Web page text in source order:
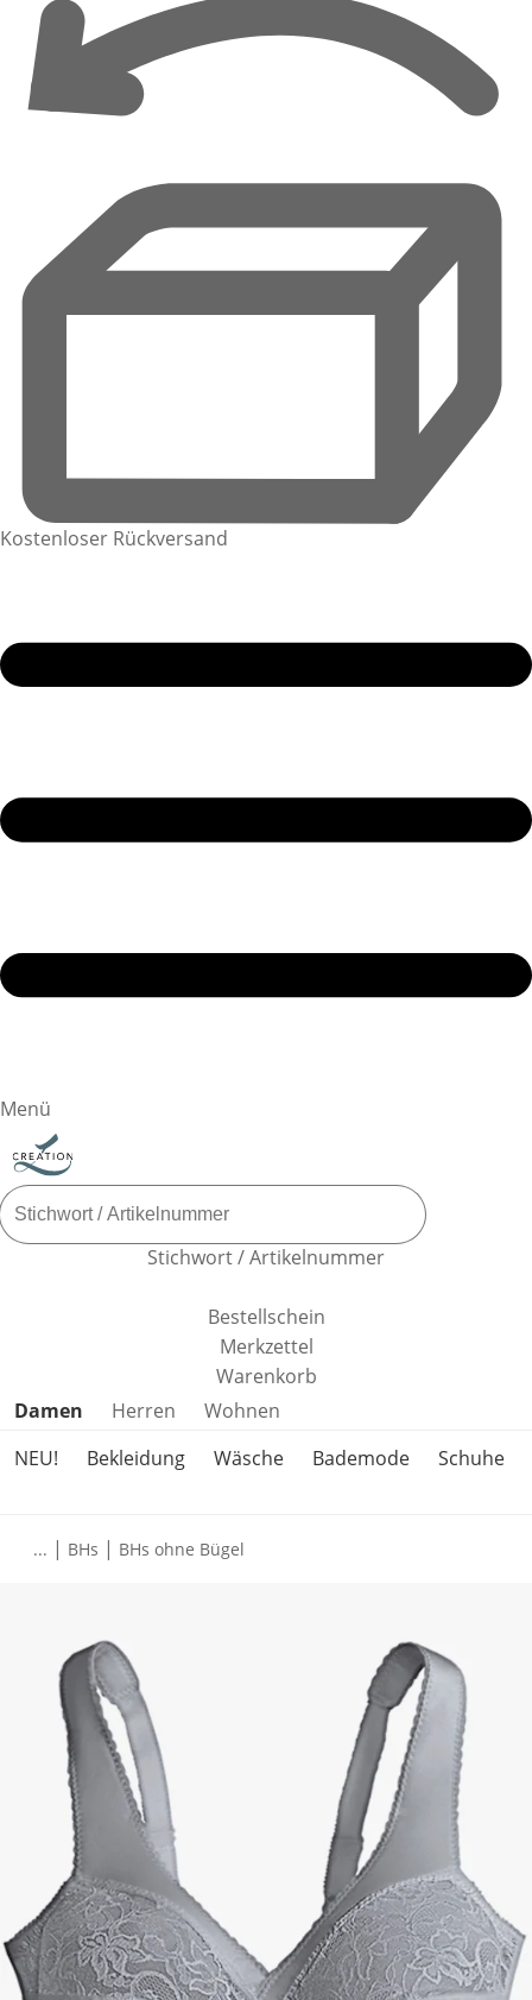
Kostenloser Rückversand
Menü
Stichwort / Artikelnummer
Bestellschein
Merkzettel
Warenkorb
Produktkategorien überspringen
Damen Herren
Wohnen
NEU!
Bekleidung Wäsche Bademode Schuhe
... | BHs | BHs ohne Bügel